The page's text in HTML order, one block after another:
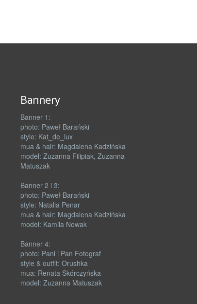
Bannery
Banner 1:
photo: Paweł Barański
style: Kat_de_lux
mua & hair: Magdalena Kadzińska
model: Zuzanna Filipiak, Zuzanna
Matuszak
Banner 2 i 3:
photo: Paweł Barański
style: Natalia Penar
mua & hair: Magdalena Kadzińska
model: Kamila Nowak
Banner 4:
photo: Pani i Pan Fotograf
style & outfit: Orushka
mua: Renata Skórczyńska
model: Zuzanna Matuszak